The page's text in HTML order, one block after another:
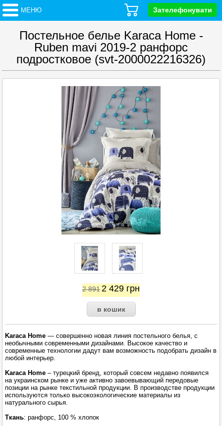
МЕНЮ Зателефонувати
Постельное белье Karaca Home -
Ruben mavi 2019-2 ранфорс
подростковое (svt-2000022216326)
2 8912 429 грн
Karaca Home— совершенно новая линия постельного белья, с
необычными современными дизайнами. Высокое качество и
современные технологии дадут вам возможность подобрать дизайн в
любой интерьер.
Karaca Home – турецкий бренд, который совсем недавно появился
на украинском рынке и уже активно завоевывающий передовые
позиции на рынке текстильной продукции. В производстве продукции
используются только высокоэкологические материалы из
натурального сырья.
Ткань: ранфорс, 100 % хлопок